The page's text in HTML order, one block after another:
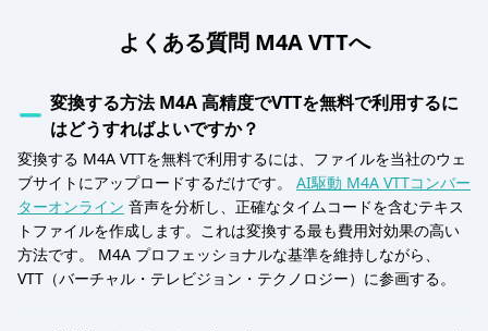
よくある質問 M4A VTTへ
変換する方法 M4A 高精度でVTTを無料で利用するに
はどうすればよいですか？
変換する M4A VTTを無料で利用するには、ファイルを当社のウェ
ブサイトにアップロードするだけです。 AI駆動 M4A VTTコンバー
ターオンライン 音声を分析し、正確なタイムコードを含むテキス
トファイルを作成します。これは変換する最も費用対効果の高い
方法です。 M4A プロフェッショナルな基準を維持しながら、
VTT（バーチャル・テレビジョン・テクノロジー）に参画する。